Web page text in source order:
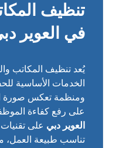
تنظيف
في العوير
يُعد تنظيف المكاتب
الخدمات الأساسية
ومنظمة تعكس صورة
على رفع كفاءة
العوير دبي على
تناسب طبيعة العمل،